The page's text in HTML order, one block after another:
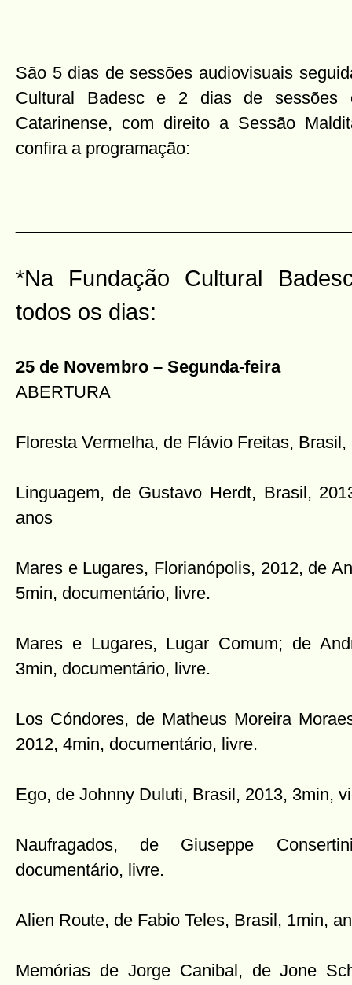
São 5 dias de sessões audiovisuais
Cultural Badesc e 2 dias de sessões
Catarinense, com direito a Sessão
confira a programação:
*Na Fundação Cultural
todos os dias:
25 de Novembro – Segunda-feira
ABERTURA
Floresta Vermelha, de Flávio Freitas,
Linguagem, de Gustavo Herdt, Brasil,
anos
Mares e Lugares, Florianópolis, 2012, de
5min, documentário, livre.
Mares e Lugares, Lugar Comum; de
3min, documentário, livre.
Los Cóndores, de Matheus Moreira
2012, 4min, documentário, livre.
Ego, de Johnny Duluti, Brasil, 2013, 3min,
Naufragados, de Giuseppe
documentário, livre.
Alien Route, de Fabio Teles, Brasil, 1min,
Memórias de Jorge Canibal, de Jone